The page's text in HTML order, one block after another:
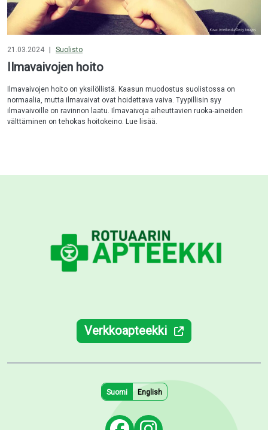
21.03.2024 | Suolisto
Ilmavaivojen hoito
Ilmavaivojen hoito on yksilöllistä. Kaasun muodostus suolistossa on
normaalia, mutta ilmavaivat ovat hoidettava vaiva. Tyypillisin syy
ilmavaivoille on ravinnon laatu. Ilmavaivoja aiheuttavien ruoka-aineiden
välttäminen on tehokas hoitokeino. Lue lisää.
Verkkoapteekki
Suomi English